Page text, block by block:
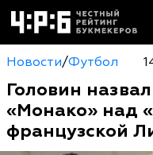
Новости/Футбол
Головин
«Монако» над
французской